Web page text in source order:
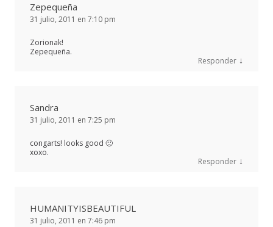
Zepequeña
31 julio, 2011 en 7:10 pm
Zorionak!
Zepequeña.
Responder ↓
Sandra
31 julio, 2011 en 7:25 pm
congarts! looks good 🙂
xoxo.
Responder ↓
HUMANITYISBEAUTIFUL
31 julio, 2011 en 7:46 pm